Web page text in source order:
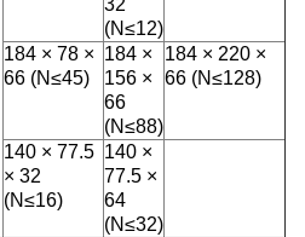
32
(N≤12)
184 × 78 ×
66 (N≤45)
184 ×
156 ×
66
(N≤88)
184 × 220 ×
66 (N≤128)
140 × 77.5
× 32
(N≤16)
140 ×
77.5 ×
64
(N≤32)